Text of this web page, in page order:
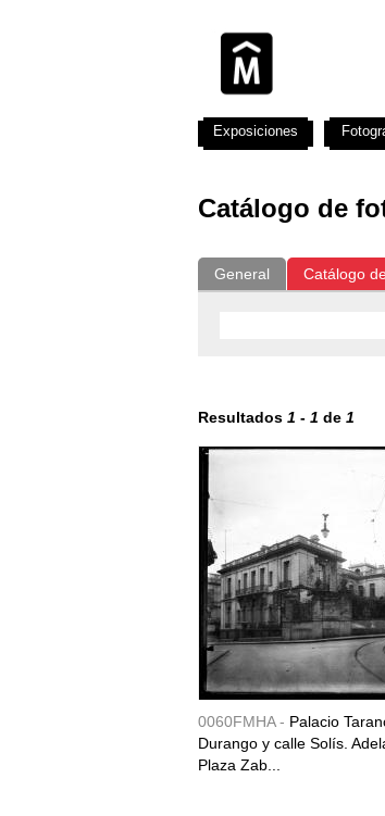
Catálogo de
General Catálogo
Resultados 1 - 1 de 1
0060FMHA - Palacio
Durango y calle Solís.
Plaza Zab...
Exposiciones